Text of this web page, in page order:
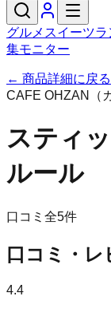
グルメ スイーツラ
集モニター
← 商品詳細に戻る
CAFE OHZAN（
スティ
ルール
口コミ全5件
口コミ・レ
4.4